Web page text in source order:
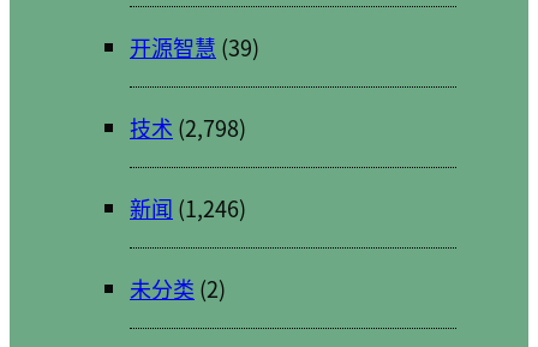
开源智慧 (39)
技术 (2,798)
新闻 (1,246)
未分类 (2)